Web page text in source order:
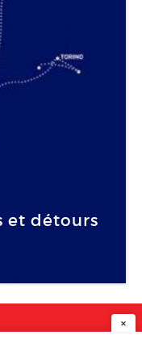
et détours
×